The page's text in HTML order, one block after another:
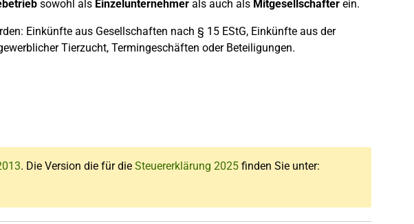
sowohl als Einzelunternehmer als auch als Mitgesellschafter ein.
Einkünfte aus Gesellschaften nach § 15 EStG, Einkünfte aus der
Tierzucht, Termingeschäften oder Beteiligungen.
. Die Version die für die Steuererklärung 2025 finden Sie unter: